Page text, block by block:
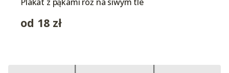
od 18 zł